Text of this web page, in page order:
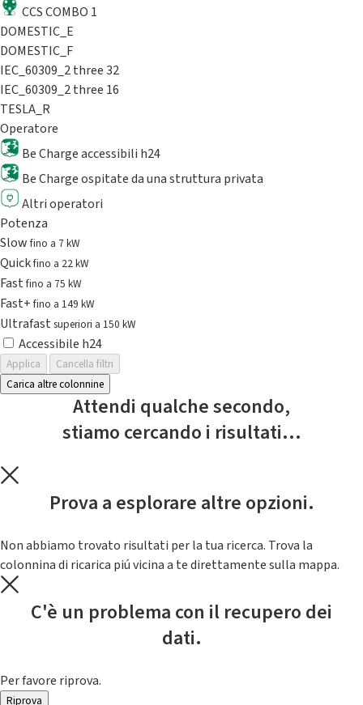
CCS COMBO 1
DOMESTIC_E
DOMESTIC_F
IEC_60309_2 three 32
IEC_60309_2 three 16
TESLA_R
Operatore
Be Charge accessibili h24
Be Charge ospitate da una struttura privata
Altri operatori
Potenza
Slowfino a 7 kW
Quickfino a 22 kW
Fastfino a 75 kW
Fast+fino a 149 kW
Ultrafast superiori a 150 kW
Accessibile h24
Applica
Cancella filtri
Carica altre colonnine
Attendi qualche secondo,
stiamo cercando i risultati...
Prova a esplorare altre opzioni.
Non abbiamo trovato risultati per la tua ricerca. Trova la
colonnina di ricarica piú vicina a te direttamente sulla mappa.
C'è un problema con il recupero dei
dati.
Per favore riprova.
Riprova